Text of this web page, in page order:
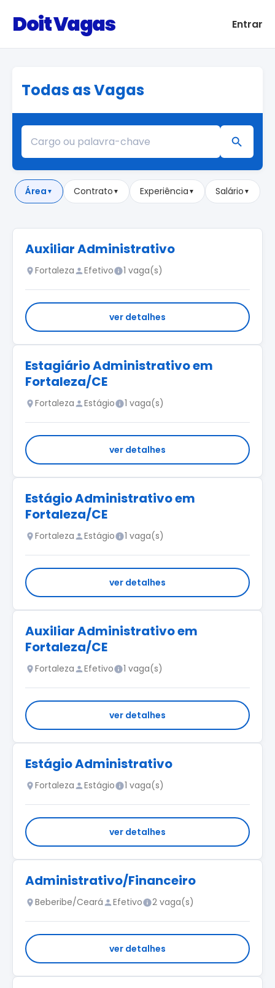
Doit Vagas Entrar
Todas as Vagas
Área ▼ Contrato ▼ Experiência ▼ Salário ▼
Auxiliar Administrativo
Fortaleza Efetivo 1 vaga(s)
ver detalhes
Estagiário Administrativo em
Fortaleza/CE
Fortaleza Estágio 1 vaga(s)
ver detalhes
Estágio Administrativo em
Fortaleza/CE
Fortaleza Estágio 1 vaga(s)
ver detalhes
Auxiliar Administrativo em
Fortaleza/CE
Fortaleza Efetivo 1 vaga(s)
ver detalhes
Estágio Administrativo
Fortaleza Estágio 1 vaga(s)
ver detalhes
Administrativo/Financeiro
Beberibe/Ceará Efetivo 2 vaga(s)
ver detalhes